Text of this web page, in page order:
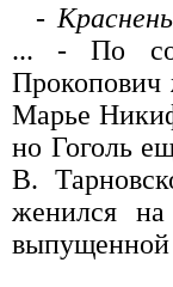
-
... - По
Прокопович
Марье
но Гоголь
В.
женился на